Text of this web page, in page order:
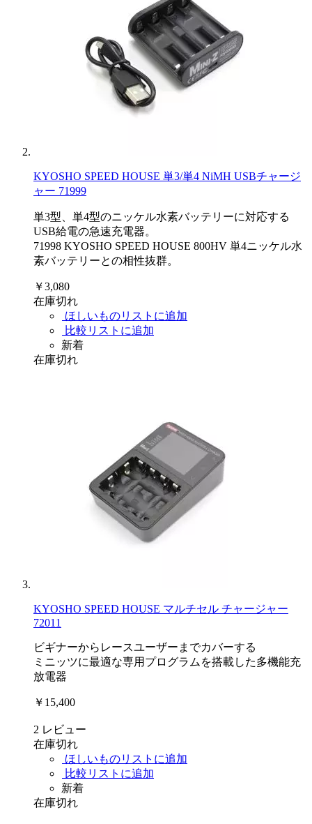
KYOSHO SPEED HOUSE 単3/単4 NiMH USBチャージ
ャー 71999
単3型、単4型のニッケル水素バッテリーに対応する
USB給電の急速充電器。
71998 KYOSHO SPEED HOUSE 800HV 単4ニッケル水
素バッテリーとの相性抜群。
￥3,080
在庫切れ
ほしいものリストに追加
比較リストに追加
新着
在庫切れ
KYOSHO SPEED HOUSE マルチセル チャージャー
72011
ビギナーからレースユーザーまでカバーする
ミニッツに最適な専用プログラムを搭載した多機能充
放電器
￥15,400
2 レビュー
在庫切れ
ほしいものリストに追加
比較リストに追加
新着
在庫切れ